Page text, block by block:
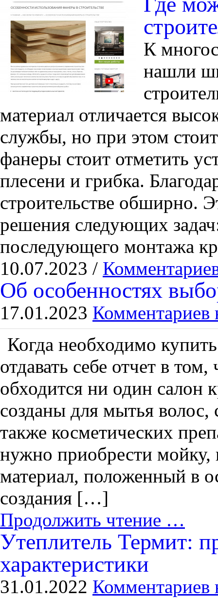
К
нашли
материал отличается
службы, но при этом
фанеры стоит отметить
плесени и грибка.
строительстве обширно.
решения следующих
последующего монтажа
10.07.2023 /
Об особенностях
17.01.2023 Комментариев
Когда необходимо
отдавать себе отчет в
обходится ни один салон
созданы для мытья волос,
также косметических
нужно приобрести мойку,
материал, положенный в
создания […]
Продолжить чтение …
Утеплитель Термит:
характеристики
31.01.2022 Комментариев